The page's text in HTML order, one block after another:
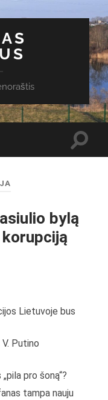
bylą
Lietuvoje bus
Putino
pro šoną“?
tampa nauju